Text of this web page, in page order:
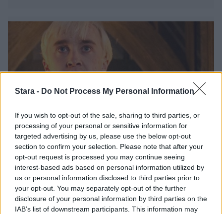
Stara - Do Not Process My Personal Information
If you wish to opt-out of the sale, sharing to third parties, or
processing of your personal or sensitive information for
targeted advertising by us, please use the below opt-out
section to confirm your selection. Please note that after your
opt-out request is processed you may continue seeing
interest-based ads based on personal information utilized by
us or personal information disclosed to third parties prior to
your opt-out. You may separately opt-out of the further
disclosure of your personal information by third parties on the
IAB’s list of downstream participants. This information may
Nettivideot Viihdeuutiset
31.7.2011, 15:15
Conan O’Brien esitteli